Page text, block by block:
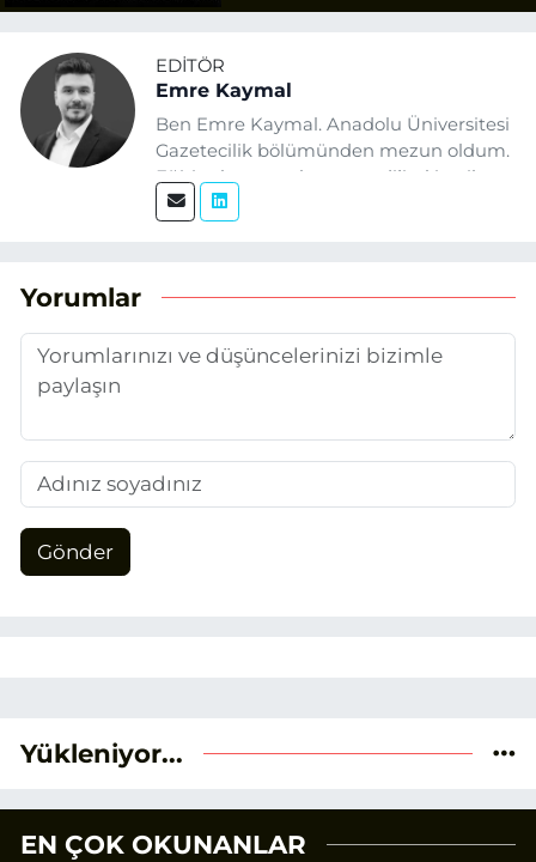
EDITÖR
Emre Kaymal
Ben Emre Kaymal. Anadolu Üniversitesi
Gazetecilik bölümünden mezun oldum.
Eğitim hayatım boyunca dijital içerik
üretimi ve arama motoru
temel alıyorum.
Yorumlar
Gönder
Yükleniyor...
EN ÇOK OKUNANLAR